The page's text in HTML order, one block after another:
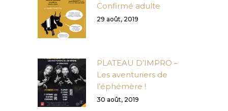
Confirmé adulte
29 août, 2019
PLATEAU D’IMPRO –
Les aventuriers de
l’éphémère !
30 août, 2019